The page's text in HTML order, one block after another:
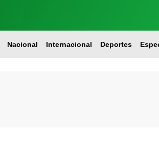
Nacional Internacional Deportes